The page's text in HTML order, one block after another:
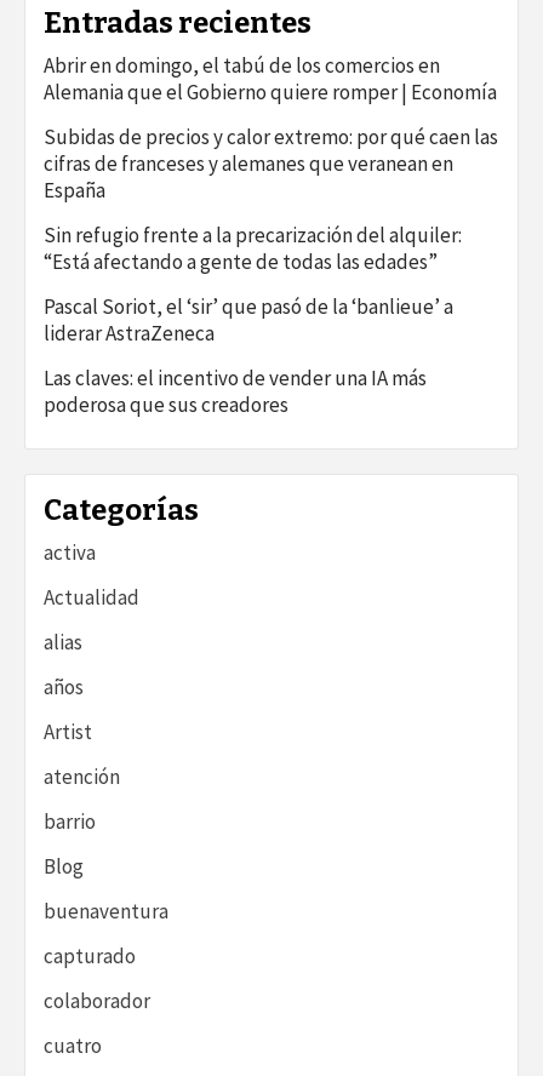
Entradas recientes
Abrir en domingo, el tabú de los comercios en
Alemania que el Gobierno quiere romper | Economía
Subidas de precios y calor extremo: por qué caen las
cifras de franceses y alemanes que veranean en
España
Sin refugio frente a la precarización del alquiler:
“Está afectando a gente de todas las edades”
Pascal Soriot, el ‘sir’ que pasó de la ‘banlieue’ a
liderar AstraZeneca
Las claves: el incentivo de vender una IA más
poderosa que sus creadores
Categorías
activa
Actualidad
alias
años
Artist
atención
barrio
Blog
buenaventura
capturado
colaborador
cuatro